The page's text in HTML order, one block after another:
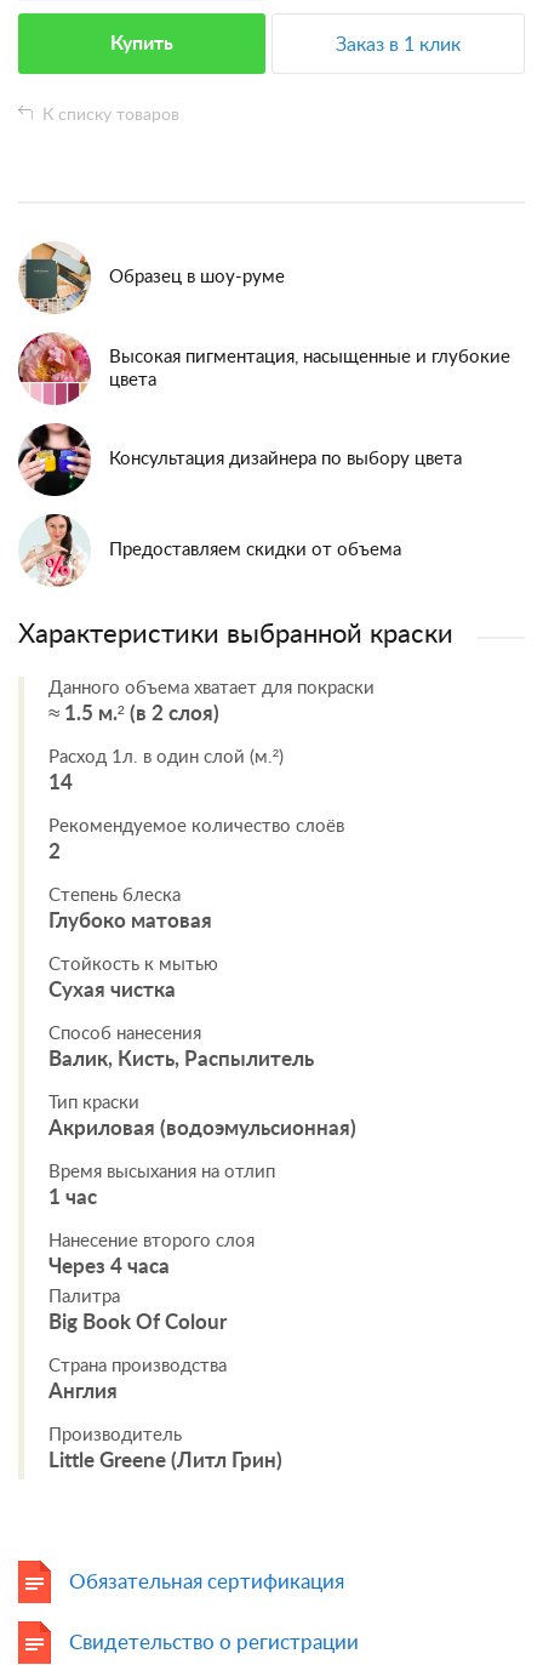
Купить Заказ в 1 клик
К списку товаров
Образец в шоу-руме
Высокая пигментация, насыщенные и глубокие
цвета
Консультация дизайнера по выбору цвета
Предоставляем скидки от объема
Характеристики выбранной краски
Данного объема хватает для покраски
≈ 1.5 м.² (в 2 слоя)
Расход 1л. в один слой (м.²)
14
Рекомендуемое количество слоёв
2
Степень блеска
Глубоко матовая
Стойкость к мытью
Сухая чистка
Способ нанесения
Валик, Кисть, Распылитель
Тип краски
Акриловая (водоэмульсионная)
Время высыхания на отлип
1 час
Нанесение второго слоя
Через 4 часа
Палитра
Big Book Of Colour
Страна производства
Англия
Производитель
Little Greene (Литл Грин)
Обязательная сертификация
Свидетельство о регистрации